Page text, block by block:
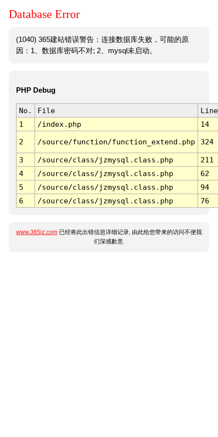
Database Error
(1040) 365建站错误警告：连接数据库失败，可能的原
因：1、数据库密码不对; 2、mysql未启动。
PHP Debug
No. File
Line
1
/index.php 14
2 /source/function/function_extend.php 324
3 /source/class/jzmysql.class.php
211
4
/source/class/jzmysql.class.php
62
5
/source/class/jzmysql.class.php
94
6
/source/class/jzmysql.class.php 76
www.365jz.com 已经将此出错信息详细记录, 由此给您带来的访问不便我
们深感歉意.